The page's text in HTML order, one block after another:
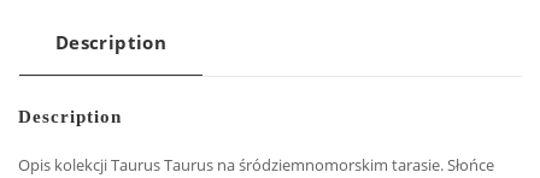
Description
Description
Opis kolekcji Taurus Taurus na śródziemnomorskim tarasie. Słońce